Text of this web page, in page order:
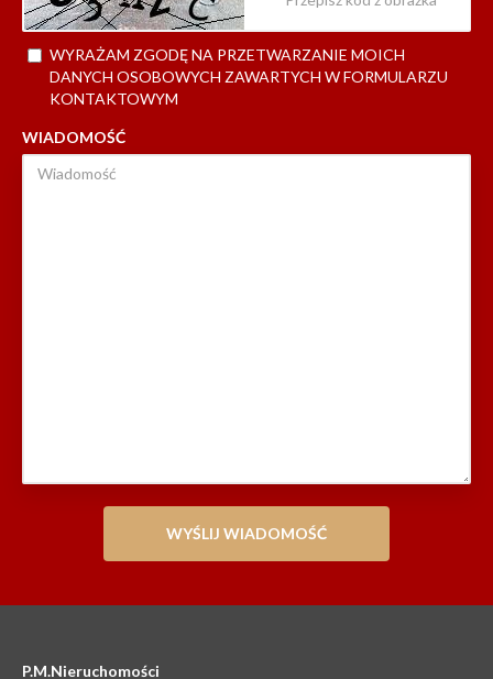
WYRAŻAM ZGODĘ NA PRZETWARZANIE MOICH
DANYCH OSOBOWYCH ZAWARTYCH W FORMULARZU
KONTAKTOWYM
WIADOMOŚĆ
P.M.Nieruchomości